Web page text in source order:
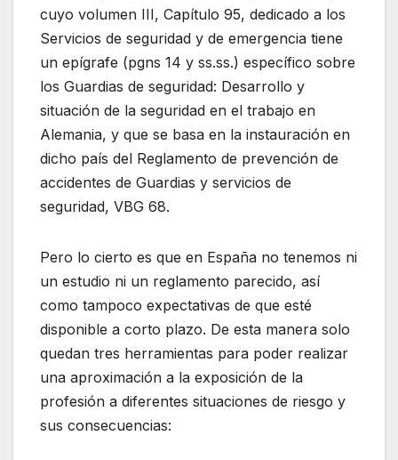
cuyo volumen III, Capítulo 95, dedicado a los
Servicios de seguridad y de emergencia tiene
un epígrafe (pgns 14 y ss.ss.) específico sobre
los Guardias de seguridad: Desarrollo y
situación de la seguridad en el trabajo en
Alemania, y que se basa en la instauración en
dicho país del Reglamento de prevención de
accidentes de Guardias y servicios de
seguridad, VBG 68.
Pero lo cierto es que en España no tenemos ni
un estudio ni un reglamento parecido, así
como tampoco expectativas de que esté
disponible a corto plazo. De esta manera solo
quedan tres herramientas para poder realizar
una aproximación a la exposición de la
profesión a diferentes situaciones de riesgo y
sus consecuencias: